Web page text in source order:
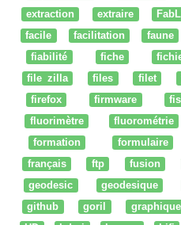
extraction
extraire
facile
facilitation faune
fiabilité
fiche
file zilla
files filet
firefox
firmware
fluorimètre
fluorométrie
formation
formulaire
français
ftp fusion
geodesic
geodesique
github
goril graphique